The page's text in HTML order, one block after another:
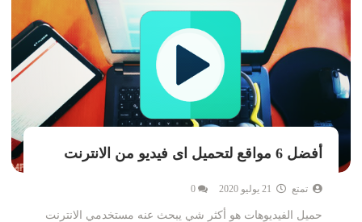
أفضل 6 مواقع لتحميل اى فيديو من الانترنت
تمتع 0
حميل الفيديوهات هو أكثر شي يبحث عنه مستخدمي الانترنت